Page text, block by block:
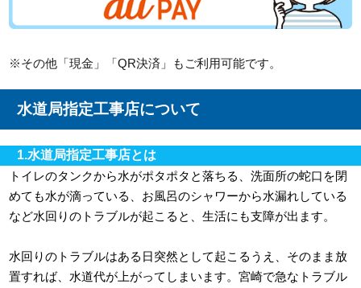
※その他「現金」「QR決済」もご利用可能です。
水道局指定工事店について
1.水道局指定工事店とは
トイレのタンクから水がポタポタと落ちる、洗面所の蛇口を閉
めても水が滴っている、お風呂のシャワーから水漏れしている
など水回りのトラブルが起こると、生活にも支障が出ます。
水回りのトラブルはある日突然として起こるうえ、そのまま放
置すれば、水道代が上がってしまいます。宮崎で急なトラブル